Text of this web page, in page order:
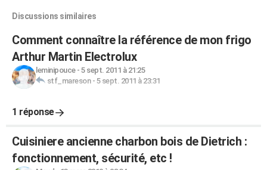
Discussions similaires
Comment connaître la référence de mon frigo
Arthur Martin Electrolux
leminipouce- 5 sept. 2011 à 21:25
stf_mareson- 5 sept. 2011 à 23:31
1 réponse
Cuisiniere ancienne charbon bois de Dietrich :
fonctionnement, sécurité, etc !